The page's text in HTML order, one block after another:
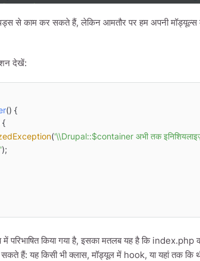
काम कर सकते हैं, लेकिन आमतौर पर हम अपनी मॉड्यूल्स
देखें:
() {
{
('\\Drupal::$container अभी तक
);
किया गया है, इसका मतलब यह है कि index.php
सकते हैं: यह किसी भी क्लास, मॉड्यूल में hook, या यहां तक